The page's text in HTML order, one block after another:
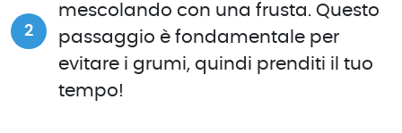
mescolando con una frusta. Questo
passaggio è fondamentale per
evitare i grumi, quindi prenditi il tuo
tempo!